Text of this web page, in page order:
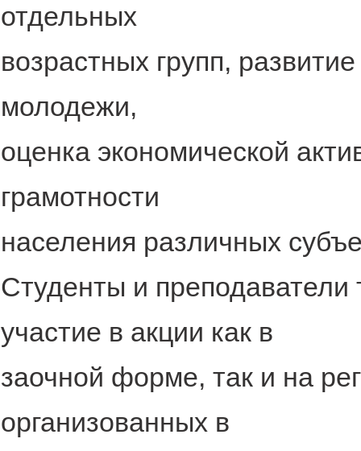
отдельных
возрастных групп,
молодежи,
оценка экономической
грамотности
населения различных
Студенты и преподаватели
участие в акции как в
заочной форме, так и на
организованных в